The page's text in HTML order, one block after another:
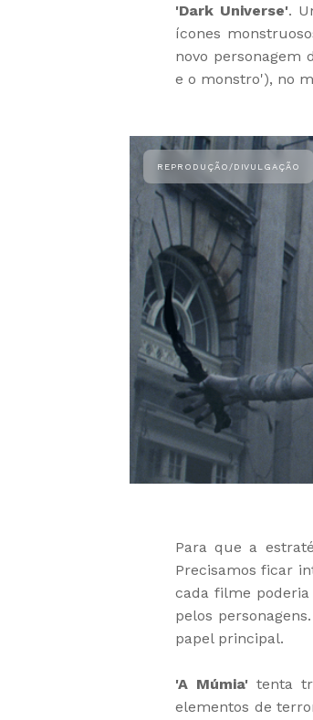
'Dark Universe'.
ícones
novo personagem
e o monstro'), no
Para que a
Precisamos ficar
cada filme
pelos
papel principal.
'A Múmia' tenta
elementos de